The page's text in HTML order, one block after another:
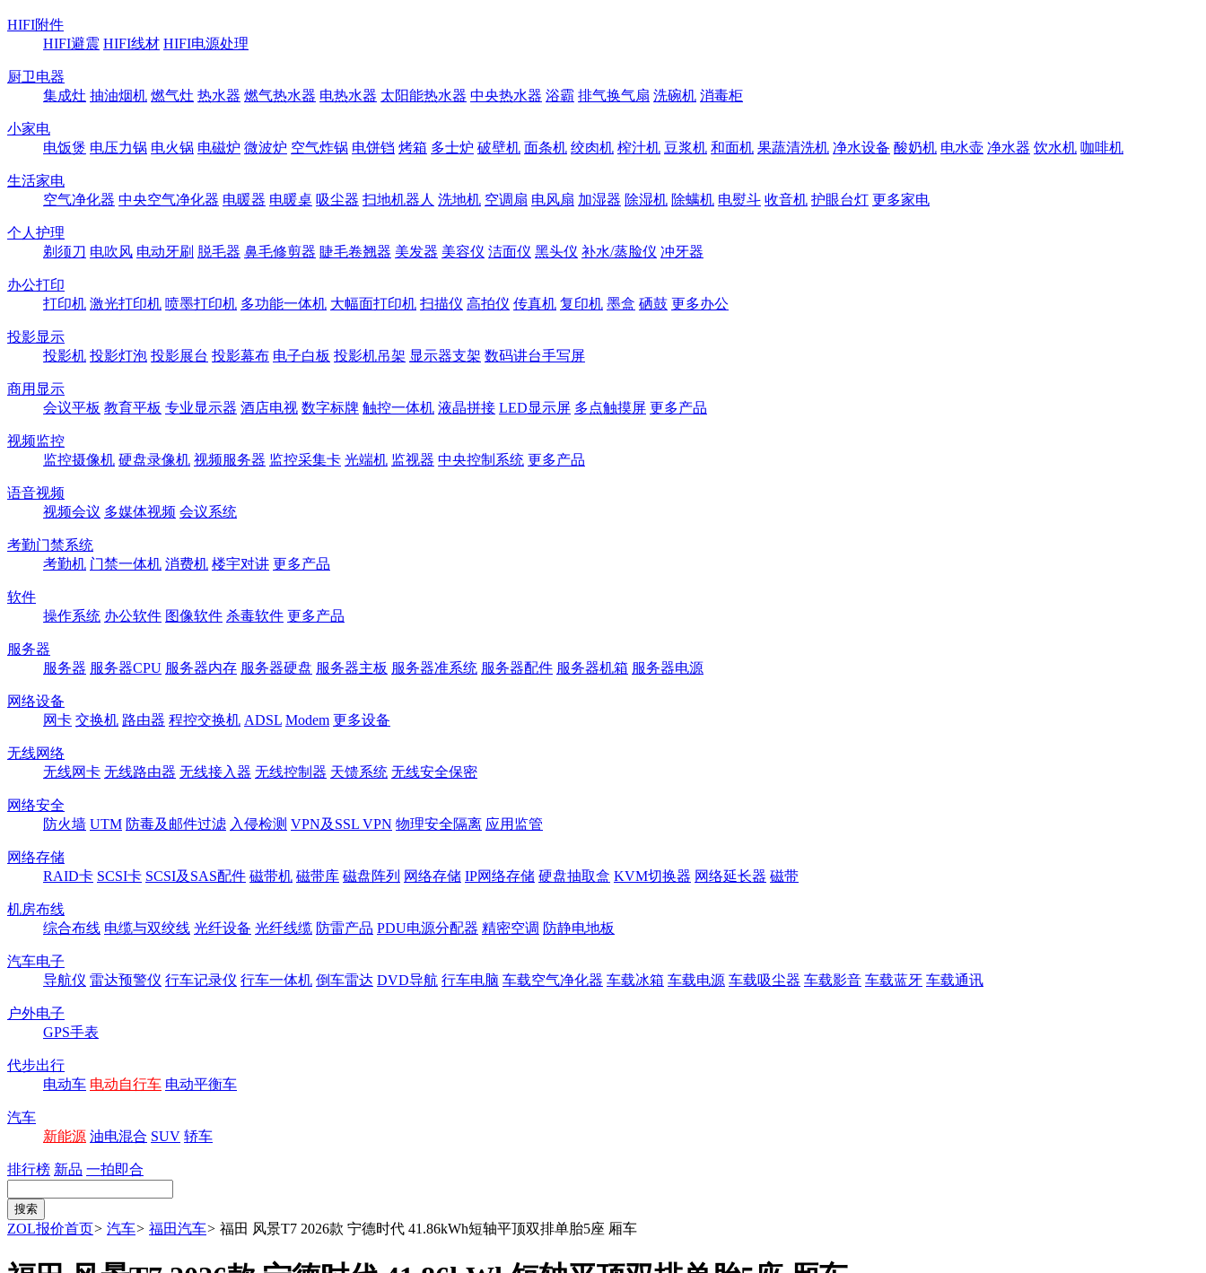
HIFI附件
HIFI避震 HIFI线材 HIFI电源处理
厨卫电器
集成灶 抽油烟机 燃气灶 热水器 燃气热水器 电热水器 太阳能热水器 中央热水器 浴霸 排气换气扇 洗碗机 消毒柜
小家电
电饭煲 电压力锅 电火锅 电磁炉 微波炉 空气炸锅 电饼铛 烤箱 多士炉 破壁机 面条机 绞肉机 榨汁机 豆浆机 和面机 果蔬清洗机 净水设备 酸奶机 电水壶 净水器 饮水机 咖啡机
生活家电
空气净化器 中央空气净化器 电暖器 电暖桌 吸尘器 扫地机器人 洗地机 空调扇 电风扇 加湿器 除湿机 除螨机 电熨斗 收音机 护眼台灯 更多家电
个人护理
剃须刀 电吹风 电动牙刷 脱毛器 鼻毛修剪器 睫毛卷翘器 美发器 美容仪 洁面仪 黑头仪 补水/蒸脸仪 冲牙器
办公打印
打印机 激光打印机 喷墨打印机 多功能一体机 大幅面打印机 扫描仪 高拍仪 传真机 复印机 墨盒 硒鼓 更多办公
投影显示
投影机 投影灯泡 投影展台 投影幕布 电子白板 投影机吊架 显示器支架 数码讲台手写屏
商用显示
会议平板 教育平板 专业显示器 酒店电视 数字标牌 触控一体机 液晶拼接 LED显示屏 多点触摸屏 更多产品
视频监控
监控摄像机 硬盘录像机 视频服务器 监控采集卡 光端机 监视器 中央控制系统 更多产品
语音视频
视频会议 多媒体视频 会议系统
考勤门禁系统
考勤机 门禁一体机 消费机 楼宇对讲 更多产品
软件
操作系统 办公软件 图像软件 杀毒软件 更多产品
服务器
服务器 服务器CPU 服务器内存 服务器硬盘 服务器主板 服务器准系统 服务器配件 服务器机箱 服务器电源
网络设备
网卡 交换机 路由器 程控交换机 ADSL Modem 更多设备
无线网络
无线网卡 无线路由器 无线接入器 无线控制器 天馈系统 无线安全保密
网络安全
防火墙 UTM 防毒及邮件过滤 入侵检测 VPN及SSL VPN 物理安全隔离 应用监管
网络存储
RAID卡 SCSI卡 SCSI及SAS配件 磁带机 磁带库 磁盘阵列 网络存储 IP网络存储 硬盘抽取盒 KVM切换器 网络延长器 磁带
机房布线
综合布线 电缆与双绞线 光纤设备 光纤线缆 防雷产品 PDU电源分配器 精密空调 防静电地板
汽车电子
导航仪 雷达预警仪 行车记录仪 行车一体机 倒车雷达 DVD导航 行车电脑 车载空气净化器 车载冰箱 车载电源 车载吸尘器 车载影音 车载蓝牙 车载通讯
户外电子
GPS手表
代步出行
电动车 电动自行车 电动平衡车
汽车
新能源 油电混合 SUV 轿车
排行榜 新品 一拍即合
ZOL报价首页> 汽车> 福田汽车> 福田 风景T7 2026款 宁德时代 41.86kWh短轴平顶双排单胎5座 厢车